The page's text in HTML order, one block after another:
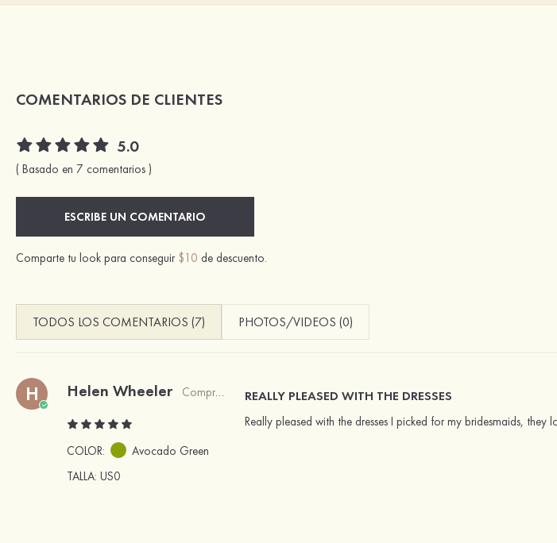
COMENTARIOS DE CLIENTES
5.0
( Basado en 7 comentarios )
ESCRIBE UN COMENTARIO
Comparte tu look para conseguir $10 de descuento.
TODOS LOS COMENTARIOS (7) PHOTOS/VIDEOS (0)
H Helen Wheeler Comprador verificado
COLOR:
Avocado Green
TALLA: US0
REALLY PLEASED WITH THE DRESSES
Really pleased with the dresses I picked for my bridesmaids,